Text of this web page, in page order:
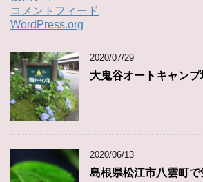
コメントフィード
WordPress.org
2020/07/29
大鬼谷オートキャン
2020/06/13
島根県松江市八雲町